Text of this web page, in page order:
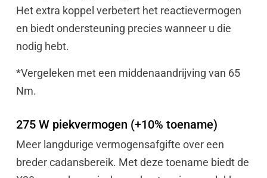
Het extra koppel verbetert het reactievermogen
en biedt ondersteuning precies wanneer u die
nodig hebt.
*Vergeleken met een middenaandrijving van 65
Nm.
275 W piekvermogen (+10% toename)
Meer langdurige vermogensafgifte over een
breder cadansbereik. Met deze toename biedt de